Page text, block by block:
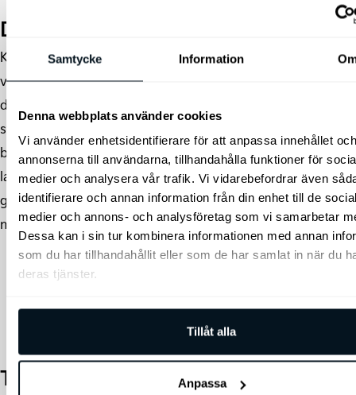
Samtycke Information
Denna webbplats använder cookies
Vi använder enhetsidentifierare för att anpassa innehållet och
annonserna till användarna, tillhandahålla funktioner för
medier och analysera vår trafik. Vi vidarebefordrar även
identifierare och annan information från din enhet till de
medier och annons- och analysföretag som vi samarbetar
Dessa kan i sin tur kombinera informationen med annan
som du har tillhandahållit eller som de har samlat in när du
deras tjänster.
Tillåt alla
Anpassa
Designad för mer
Kia K4 Sportswagon har en lång hjulbas och
välbalanserade proportioner som kombinerar
design med praktisk funktion. Den
strömlinjeformade taklinjen övergår i en markerad
bakdel som framhäver bilens generösa
lastutrymme, medan rena linjer och
genomarbetade detaljer ger ett enhetligt och
modernt helhetsintryck.
Tydlig siluett